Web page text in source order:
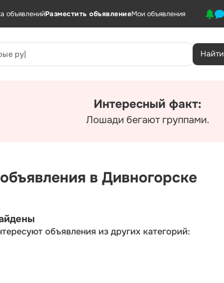
объявленийРазместить объявлениеМои объявления
Найти
Интересный факт:
Лошади бегают группами.
в Дивногорске
объявления из других категорий: